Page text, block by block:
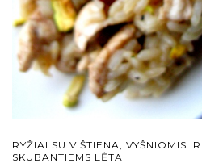
RYŽIAI SU VIŠTIENA, VYŠNIOMIS
SKUBANTIEMS LĖTAI